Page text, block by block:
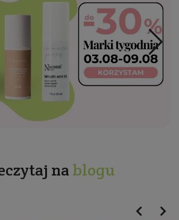
na blogu